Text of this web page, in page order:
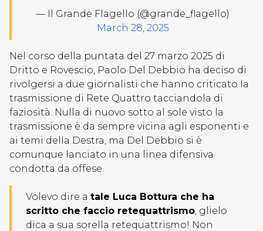
— Il Grande Flagello (@grande_flagello)
March 28, 2025
Nel corso della puntata del 27 marzo 2025 di
Dritto e Rovescio, Paolo Del Debbio ha deciso di
rivolgersi a due giornalisti che hanno criticato la
trasmissione di Rete Quattro tacciandola di
faziosità. Nulla di nuovo sotto al sole visto la
trasmissione è da sempre vicina agli esponenti e
ai temi della Destra, ma Del Debbio si è
comunque lanciato in una linea difensiva
condotta da offese.
Volevo dire a tale Luca Bottura che ha
scritto che faccio retequattrismo, glielo
dica a sua sorella retequattrismo! Non